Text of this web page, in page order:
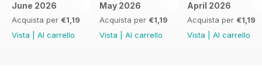
June 2026
Acquista per €1,19
Vista
Al carrello
May 2026
Acquista per €1,19
Vista
Al carrello
April 2026
Acquista per €1,19
Vista
Al carrello